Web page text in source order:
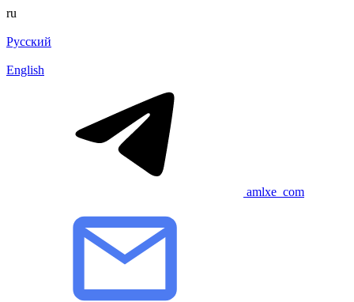
ru
Русский
English
amlxe_com